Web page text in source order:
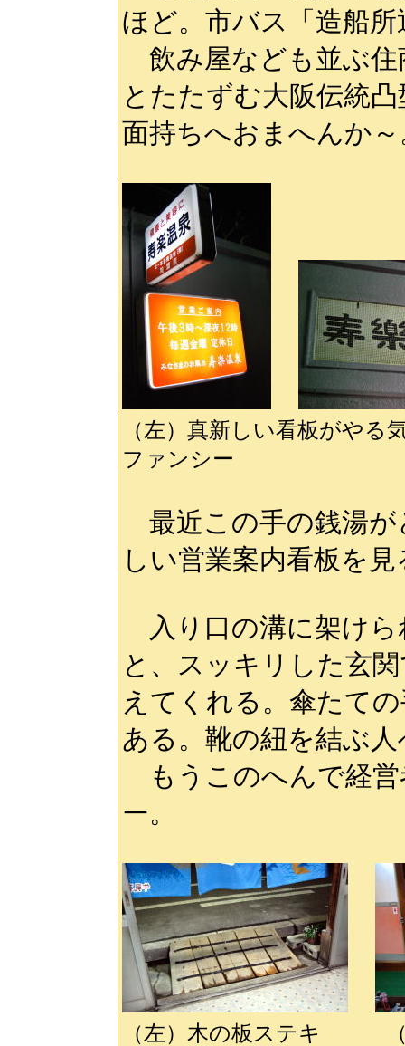
ほど。市バス「造船
飲み屋なども並ぶ住
とたたずむ大阪伝統
面持ちへおまへんか～
（左）真新しい看板が
ファンシー
最近この手の銭湯が
しい営業案内看板を
入り口の溝に架けら
と、スッキリした玄
えてくれる。傘たて
ある。靴の紐を結ぶ
もうこのへんで経営
ー。
（左）木の板ステキ （